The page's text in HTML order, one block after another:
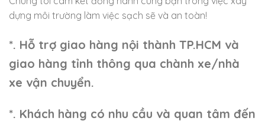
dựng môi trường làm việc sạch sẽ và an toàn!
*. Hỗ trợ giao hàng nội thành TP.HCM và
giao hàng tỉnh thông qua chành xe/nhà
xe vận chuyển.
*. Khách hàng có nhu cầu và quan tâm đến